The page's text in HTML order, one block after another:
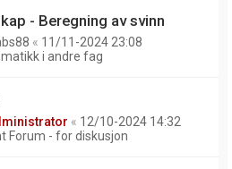
- Beregning av svinn
« 11/11-2024 23:08
i andre fag
« 12/10-2024 14:32
Forum - for diskusjon